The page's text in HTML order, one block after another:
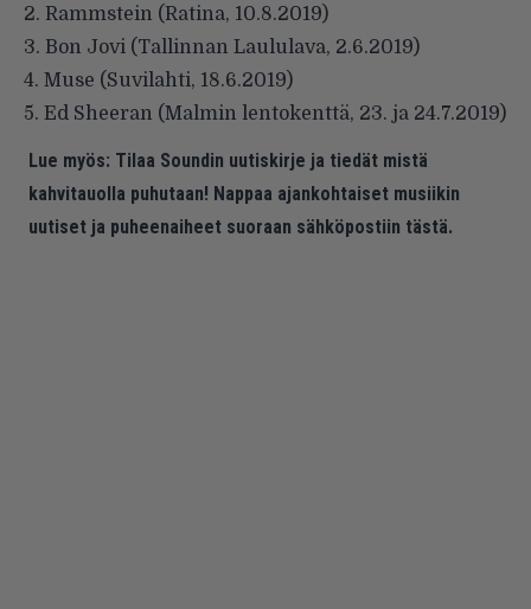
2. Rammstein (Ratina, 10.8.2019)
3. Bon Jovi (Tallinnan Laululava, 2.6.2019)
4. Muse (Suvilahti, 18.6.2019)
5. Ed Sheeran (Malmin lentokenttä, 23. ja 24.7.2019)
Lue myös: Tilaa Soundin uutiskirje ja tiedät mistä
kahvitauolla puhutaan! Nappaa ajankohtaiset musiikin
uutiset ja puheenaiheet suoraan sähköpostiin tästä.